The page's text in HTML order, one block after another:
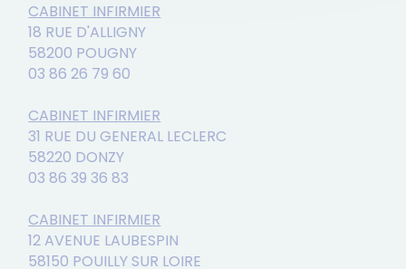
CABINET INFIRMIER
18 RUE D'ALLIGNY
58200 POUGNY
03 86 26 79 60
CABINET INFIRMIER
31 RUE DU GENERAL LECLERC
58220 DONZY
03 86 39 36 83
CABINET INFIRMIER
12 AVENUE LAUBESPIN
58150 POUILLY SUR LOIRE